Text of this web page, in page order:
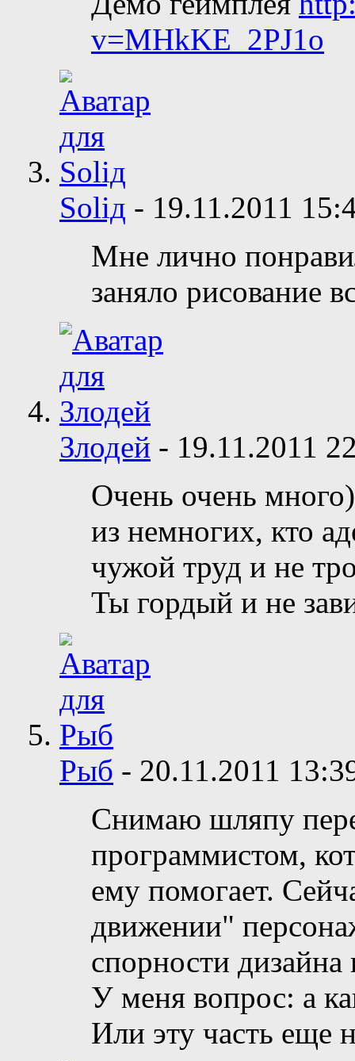
v=MHkKE_2PJ1o
Soliд - 19.11.2011
Мне лично
заняло рисование
Злодей - 19.11.2011
Очень очень
из немногих, кто
чужой труд и не
Ты гордый и не
Рыб - 20.11.2011
Снимаю шляпу
программистом,
ему помогает.
движении"
спорности
У меня вопрос: а
Или эту часть еще